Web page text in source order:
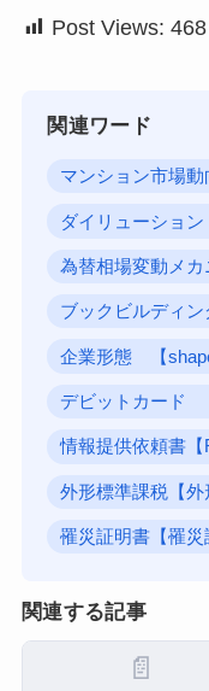
Post Views: 468
関連ワード
マンション市場動
ダイリューション
為替相場変動メカ
ブックビルディン
企業形態 【
デビットカード
情報提供依頼書【
外形標準課税【外
罹災証明書【罹災
関連する記事
📄